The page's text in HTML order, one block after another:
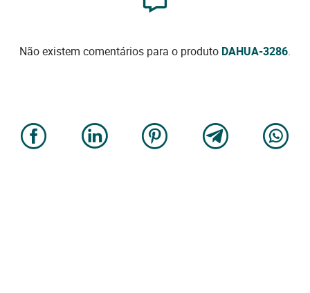
Não existem comentários para o produto DAHUA-3286.